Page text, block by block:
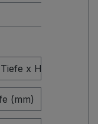
x Höhe (mm)
(mm)